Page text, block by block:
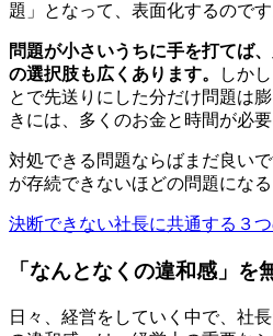
題」となって、表面化するのです
問題が小さいうちに手を打てば
の選択肢も広くあります。
しか
とで先送りにした分だけ問題は
きには、多くのお金と時間が必要
対処できる問題ならばまだ良い
が存続できないほどの問題になる
決断できない社長に共通する３
「なんとなくの違和感」を
日々、経営をしていく中で、社